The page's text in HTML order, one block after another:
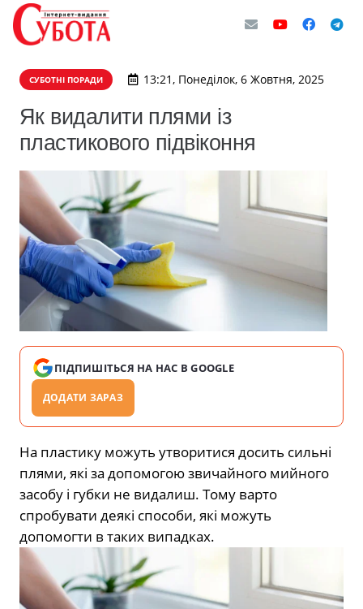
СУБОТНІ ПОРАДИ 13:21, Понеділок, 6 Жовтня, 2025
Як видалити плями із
пластикового підвіконня
ПІДПИШІТЬСЯ НА НАС В GOOGLE
ДОДАТИ ЗАРАЗ
На пластику можуть утворитися досить сильні
плями, які за допомогою звичайного мийного
засобу і губки не видалиш. Тому варто
спробувати деякі способи, які можуть
допомогти в таких випадках.